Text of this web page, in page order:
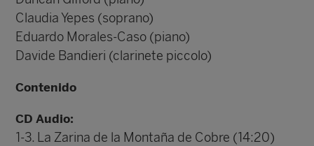
Claudia Yepes (soprano)
Eduardo Morales-Caso (piano)
Davide Bandieri (clarinete piccolo)
Contenido
CD Audio:
1-3. La Zarina de la Montaña de Cobre (14:20)